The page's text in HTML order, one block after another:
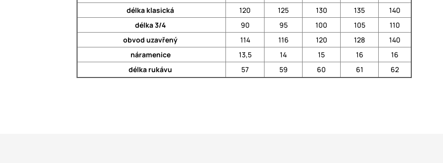
délka klasická
120 125 130 135
140
délka 3/4
90 95 100 105
110
obvod uzavřený
114 116 120 128
140
náramenice
13,5 14 15 16
16
délka rukávu
57 59 60 61 62